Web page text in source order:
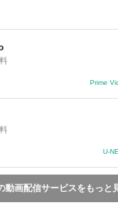
Prime
U-
動画配信サービスをもっと